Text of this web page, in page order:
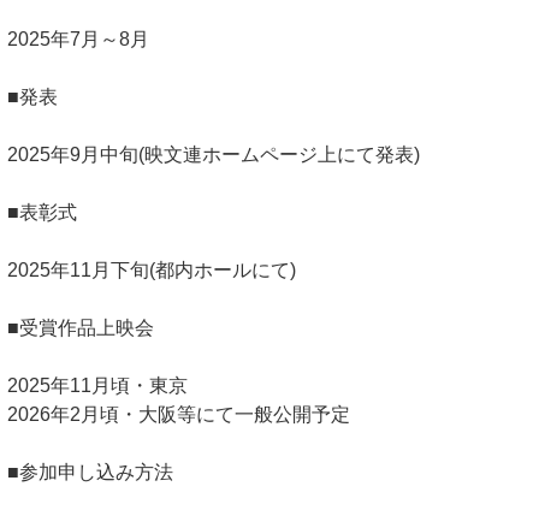
2025年7月～8月
■発表
2025年9月中旬(映文連ホームページ上にて発表)
■表彰式
2025年11月下旬(都内ホールにて)
■受賞作品上映会
2025年11月頃・東京
2026年2月頃・大阪等にて一般公開予定
■参加申し込み方法